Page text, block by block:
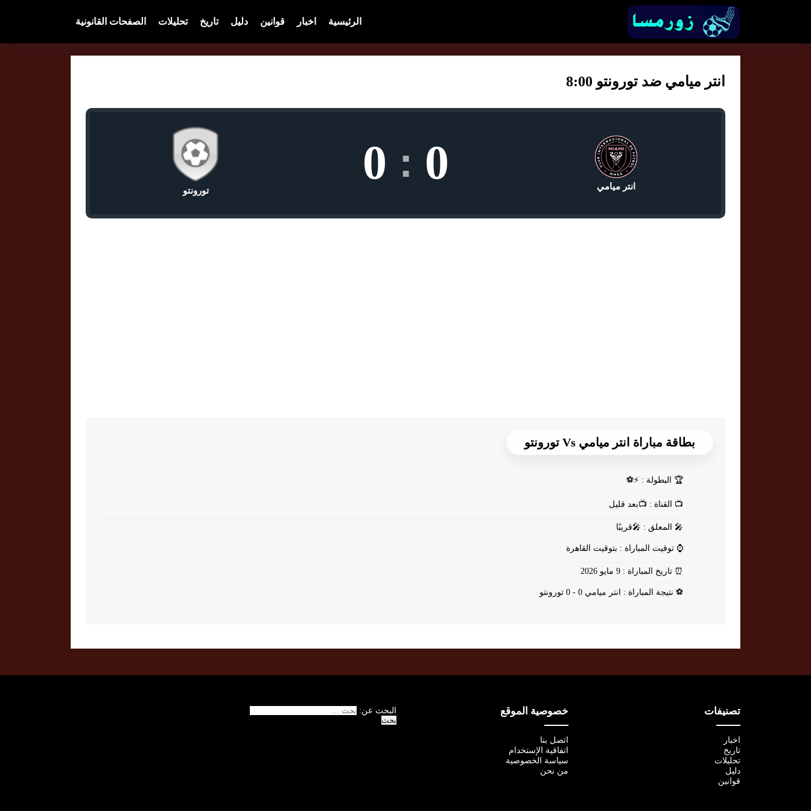
الرئيسية اخبار قوانين دليل تاريخ تحليلات الصفحات القانونية
انتر ميامي ضد تورونتو 8:00
انتر ميامي 0
:
0
تورونتو
بطاقة مباراة انتر ميامي Vs تورونتو
🏆 البطولة : ⚡⚽
📺 القناة : 📺بعد قليل
🎤 المعلق : 🎤قريبًا
⌚ توقيت المباراة : بتوقيت القاهرة
⏰ تاريخ المباراة : 9 مايو 2026
⚽ نتيجة المباراة : انتر ميامي 0 - 0 تورونتو
تصنيفات
اخبار
تاريخ
تحليلات
دليل
قوانين
خصوصية الموقع
اتصل بنا
اتفاقية الإستخدام
سياسة الخصوصية
من نحن
البحث عن: